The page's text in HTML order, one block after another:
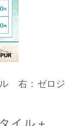
ル 右：ゼロジ